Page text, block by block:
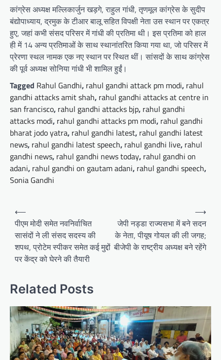
कांग्रेस अध्यक्ष मल्लिकार्जुन खड़गे, राहुल गांधी, तृणमूल कांग्रेस के सुदीप
बंद्योपाध्याय, द्रमुक के टीआर बालू सहित विपक्षी नेता उस स्थान पर एकत्र
हुए, जहां कभी संसद परिसर में गांधी की प्रतिमा थी। इस प्रतिमा को हाल
ही में 14 अन्य प्रतिमाओं के साथ स्थानांतरित किया गया था, जो परिसर में
प्रेरणा स्थल नामक एक नए स्थान पर स्थित थीं। सांसदों के साथ कांग्रेस
की पूर्व अध्यक्ष सोनिया गांधी भी शामिल हुईं।
Tagged Rahul Gandhi, rahul gandhi attack pm modi, rahul
gandhi attacks amit shah, rahul gandhi attacks at centre in
san francisco, rahul gandhi attacks bjp, rahul gandhi
attacks modi, rahul gandhi attacks pm modi, rahul gandhi
bharat jodo yatra, rahul gandhi latest, rahul gandhi latest
news, rahul gandhi latest speech, rahul gandhi live, rahul
gandhi news, rahul gandhi news today, rahul gandhi on
adani, rahul gandhi on gautam adani, rahul gandhi speech,
Sonia Gandhi
Post
navigation
⟵
पीएम मोदी समेत नवनिर्वाचित
सासंदों ने ली संसद सदस्य की
शपथ, प्रोटेम स्पीकर समेत कई मुद्दों
पर केंद्र को घेरने की तैयारी
जेपी नड्डा राज्यसभा में बने सदन
के नेता, पीयूष गोयल की ली जगह;
बीजेपी के राष्ट्रीय अध्यक्ष बने रहेंगे
⟶
Related Posts